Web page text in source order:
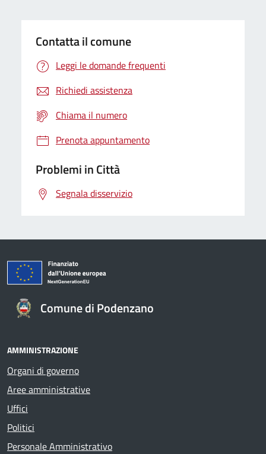
Contatta il comune
Leggi le domande frequenti
Richiedi assistenza
Chiama il numero
Prenota appuntamento
Problemi in Città
Segnala disservizio
Comune di Podenzano
AMMINISTRAZIONE
Organi di governo
Aree amministrative
Uffici
Politici
Personale Amministrativo